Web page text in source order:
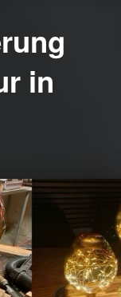
in